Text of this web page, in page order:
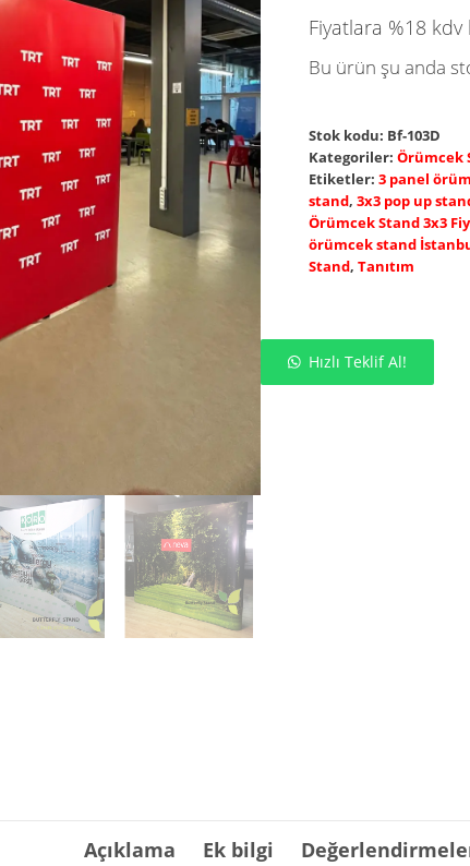
Fiyatlara %18
Bu ürün şu anda
Stok kodu: Bf-103D
Kategoriler: Örümcek
Etiketler: 3 panel
stand, 3x3 pop up
Örümcek Stand 3x3
örümcek stand
Stand, Tanıtım
Hızlı Teklif Al!
Açıklama Ek bilgi